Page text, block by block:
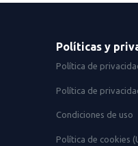
Políticas y
Política de
Política de
Condiciones de uso
Política de cookies